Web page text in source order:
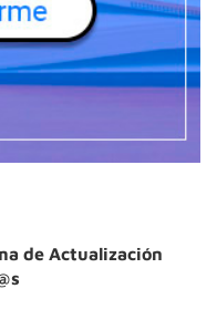
de Actualización